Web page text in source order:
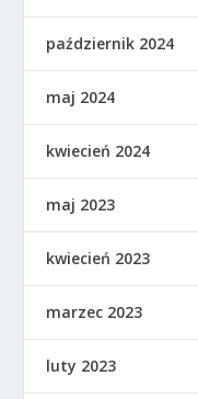
październik 2024
maj 2024
kwiecień 2024
maj 2023
kwiecień 2023
marzec 2023
luty 2023